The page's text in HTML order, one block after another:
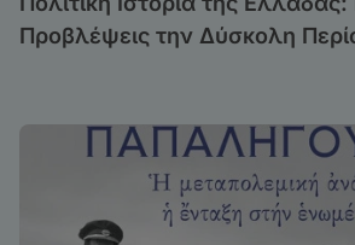
Προβλέψεις την Δύσκολη